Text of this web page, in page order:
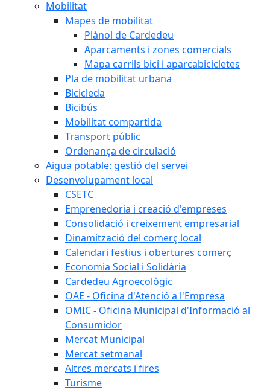
Mobilitat
Mapes de mobilitat
Plànol de Cardedeu
Aparcaments i zones comercials
Mapa carrils bici i aparcabicicletes
Pla de mobilitat urbana
Bicicleda
Bicibús
Mobilitat compartida
Transport públic
Ordenança de circulació
Aigua potable: gestió del servei
Desenvolupament local
CSETC
Emprenedoria i creació d'empreses
Consolidació i creixement empresarial
Dinamització del comerç local
Calendari festius i obertures comerç
Economia Social i Solidària
Cardedeu Agroecològic
OAE - Oficina d'Atenció a l'Empresa
OMIC - Oficina Municipal d'Informació al
Consumidor
Mercat Municipal
Mercat setmanal
Altres mercats i fires
Turisme